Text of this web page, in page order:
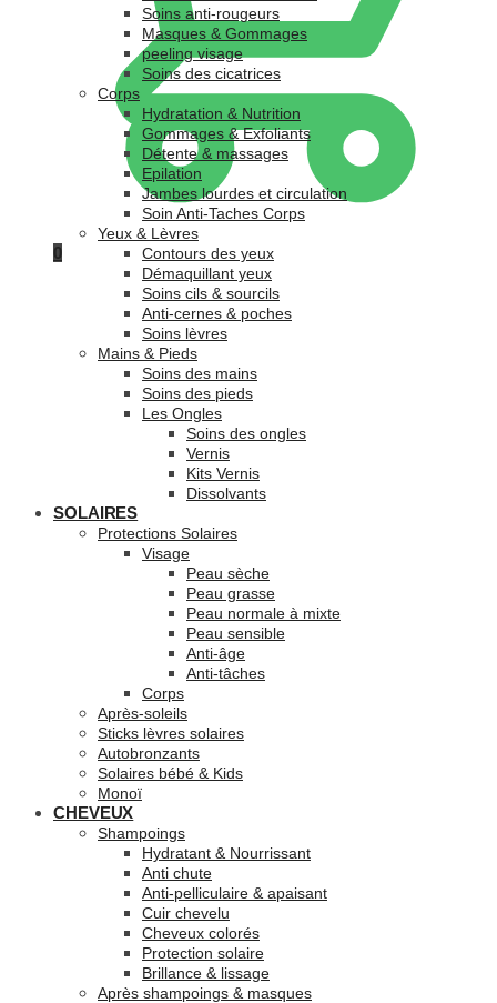
0
Soins anti-rougeurs
Masques & Gommages
peeling visage
Soins des cicatrices
Corps
Hydratation & Nutrition
Gommages & Exfoliants
Détente & massages
Epilation
Jambes lourdes et circulation
Soin Anti-Taches Corps
Yeux & Lèvres
Contours des yeux
Démaquillant yeux
Soins cils & sourcils
Anti-cernes & poches
Soins lèvres
Mains & Pieds
Soins des mains
Soins des pieds
Les Ongles
Soins des ongles
Vernis
Kits Vernis
Dissolvants
SOLAIRES
Protections Solaires
Visage
Peau sèche
Peau grasse
Peau normale à mixte
Peau sensible
Anti-âge
Anti-tâches
Corps
Après-soleils
Sticks lèvres solaires
Autobronzants
Solaires bébé & Kids
Monoï
CHEVEUX
Shampoings
Hydratant & Nourrissant
Anti chute
Anti-pelliculaire & apaisant
Cuir chevelu
Cheveux colorés
Protection solaire
Brillance & lissage
Après shampoings & masques